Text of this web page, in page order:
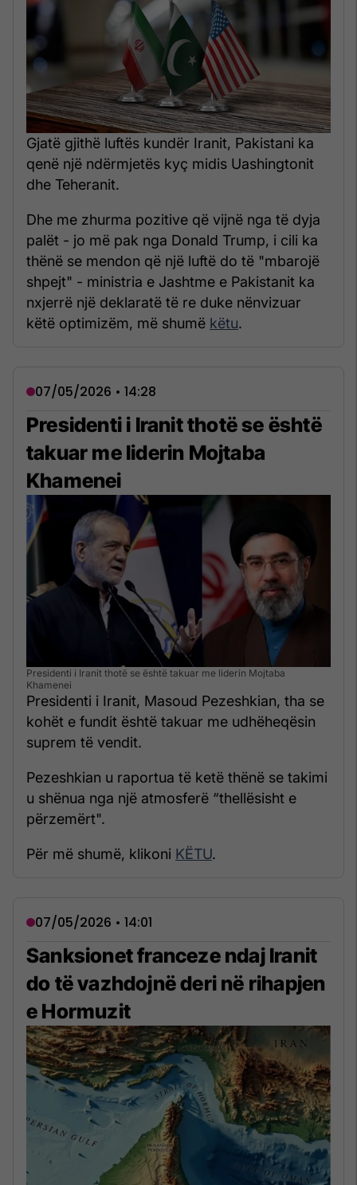
Gjatë gjithë luftës kundër Iranit, Pakistani ka
qenë një ndërmjetës kyç midis Uashingtonit
dhe Teheranit.
Dhe me zhurma pozitive që vijnë nga të dyja
palët - jo më pak nga Donald Trump, i cili ka
thënë se mendon që një luftë do të "mbarojë
shpejt" - ministria e Jashtme e Pakistanit ka
nxjerrë një deklaratë të re duke nënvizuar
këtë optimizëm, më shumë këtu.
07/05/2026 • 14:28
Presidenti i Iranit thotë se është
takuar me liderin Mojtaba
Khamenei
Presidenti i Iranit thotë se është takuar me liderin Mojtaba
Khamenei
Presidenti i Iranit, Masoud Pezeshkian, tha se
kohët e fundit është takuar me udhëheqësin
suprem të vendit.
Pezeshkian u raportua të ketë thënë se takimi
u shënua nga një atmosferë “thellësisht e
përzemërt".
Për më shumë, klikoni KËTU.
07/05/2026 • 14:01
Sanksionet franceze ndaj Iranit
do të vazhdojnë deri në rihapjen
e Hormuzit